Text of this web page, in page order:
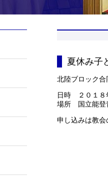
夏休み子
北陸ブロック合
日時 ２０１８
場所 国立能登
申し込みは教会